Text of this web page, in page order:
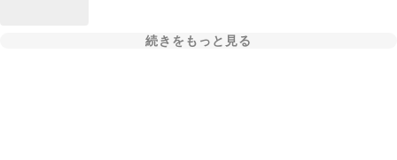
続きをもっと見る